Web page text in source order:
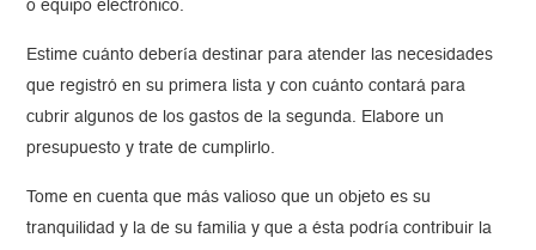
o equipo electrónico.
Estime cuánto debería destinar para atender las necesidades
que registró en su primera lista y con cuánto contará para
cubrir algunos de los gastos de la segunda. Elabore un
presupuesto y trate de cumplirlo.
Tome en cuenta que más valioso que un objeto es su
tranquilidad y la de su familia y que a ésta podría contribuir la